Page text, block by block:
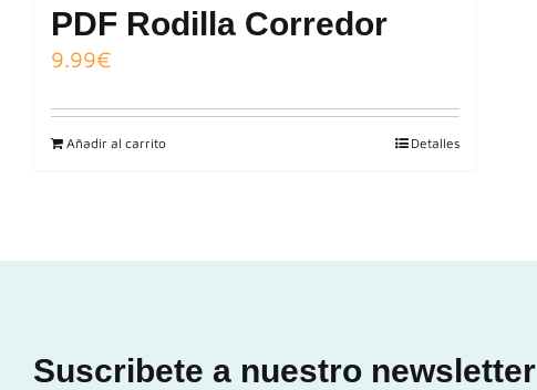
PDF Rodilla Corredor
9.99€
Añadir al carrito Detalles
Suscribete a nuestro newsletter